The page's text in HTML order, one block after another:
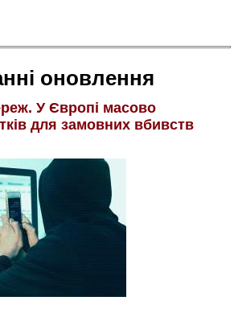
оновлення
У Європі масово
для замовних вбивств